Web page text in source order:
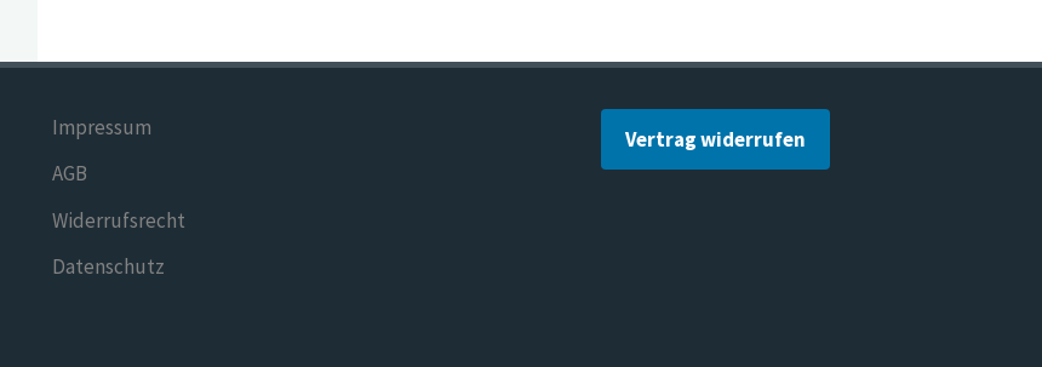
Impressum
AGB
Widerrufsrecht
Datenschutz
Vertrag widerrufen